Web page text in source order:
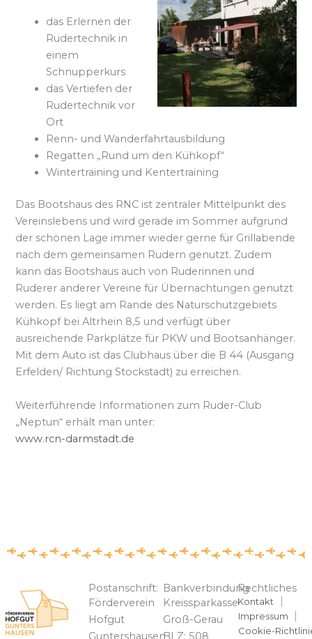
das Erlernen der
Rudertechnik in
einem
Schnupperkurs
das Vertiefen der
Rudertechnik vor
Ort
Renn- und Wanderfahrtausbildung
Regatten „Rund um den Kühkopf“
Wintertraining und Kentertraining
Das Bootshaus des RNC ist zentraler Mittelpunkt des
Vereinslebens und wird gerade im Sommer aufgrund
der schönen Lage immer wieder gerne für Grillabende
nach dem gemeinsamen Rudern genutzt. Zudem
kann das Bootshaus auch von Ruderinnen und
Ruderer anderer Vereine für Übernachtungen genutzt
werden. Es liegt am Rande des Naturschutzgebiets
Kühkopf bei Altrhein 8,5 und verfügt über
ausreichende Parkplätze für PKW und Bootsanhänger.
Mit dem Auto ist das Clubhaus über die B 44 (Ausgang
Erfelden/ Richtung Stockstadt) zu erreichen.
Weiterführende Informationen zum Ruder-Club
„Neptun“ erhält man unter:
www.rcn-darmstadt.de
Postanschrift:
Förderverein
Hofgut
Guntershausen
Bankverbindung
Kreissparkasse
Groß-Gerau
BLZ: 508
Rechtliches
Kontakt
Impressum
Cookie-